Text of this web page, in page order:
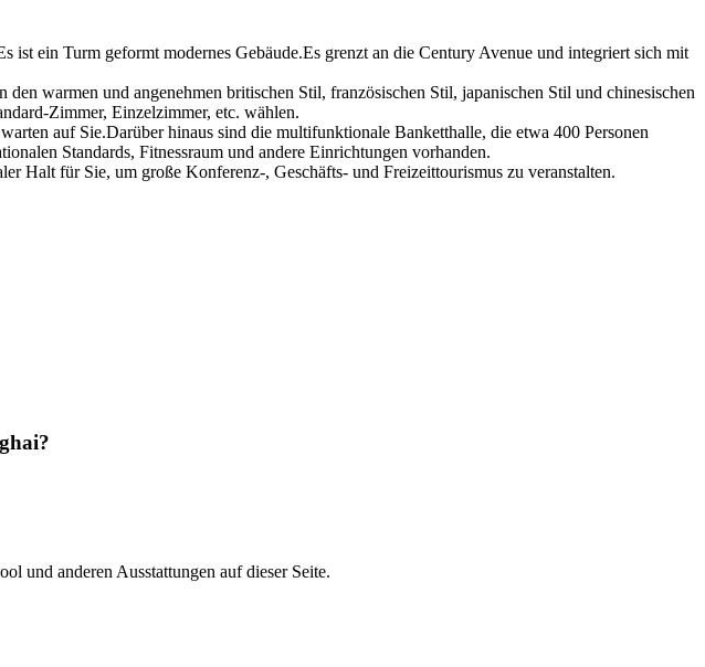
ein Turm geformt modernes Gebäude.Es grenzt an die Century Avenue und integriert sich mit
warmen und angenehmen britischen Stil, französischen Stil, japanischen Stil und chinesischen
Zimmer, Einzelzimmer, etc. wählen.
auf Sie.Darüber hinaus sind die multifunktionale Banketthalle, die etwa 400 Personen
Standards, Fitnessraum und andere Einrichtungen vorhanden.
Halt für Sie, um große Konferenz-, Geschäfts- und Freizeittourismus zu veranstalten.
und anderen Ausstattungen auf dieser Seite.